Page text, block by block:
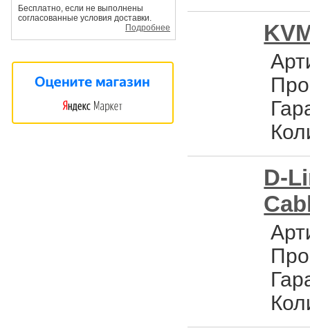
Бесплатно, если не выполнены
согласованные условия доставки.
Подробнее
D-